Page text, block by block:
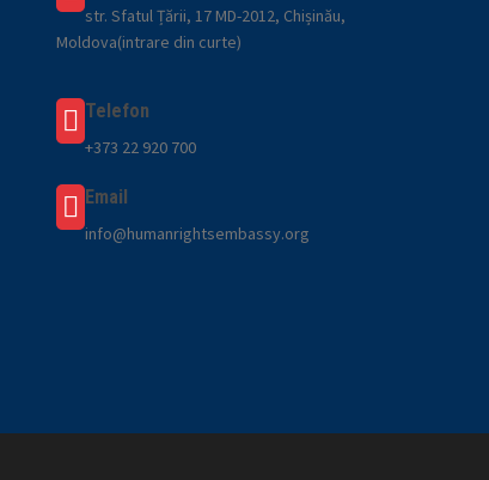
str. Sfatul Țării, 17 MD-2012, Chișinău,
Moldova(intrare din curte)
Telefon
+373 22 920 700
Email
info@humanrightsembassy.org